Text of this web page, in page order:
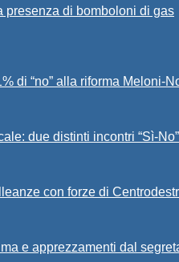
presenza di bomboloni di gas
di “no” alla riforma Meloni-
due distinti incontri “Sì-No”
con forze di
e apprezzamenti dal